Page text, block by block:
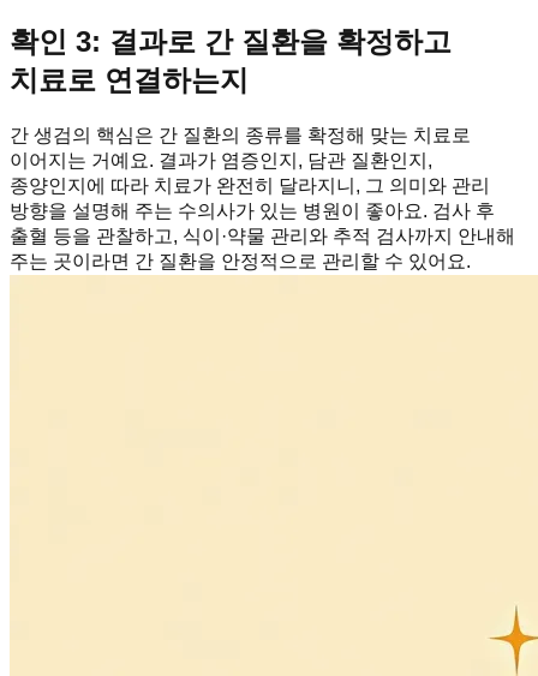
확인 3: 결과로 간 질환을 확정하고
치료로 연결하는지
간 생검의 핵심은 간 질환의 종류를 확정해 맞는 치료로
이어지는 거예요. 결과가 염증인지, 담관 질환인지,
종양인지에 따라 치료가 완전히 달라지니, 그 의미와 관리
방향을 설명해 주는 수의사가 있는 병원이 좋아요. 검사 후
출혈 등을 관찰하고, 식이·약물 관리와 추적 검사까지 안내해
주는 곳이라면 간 질환을 안정적으로 관리할 수 있어요.